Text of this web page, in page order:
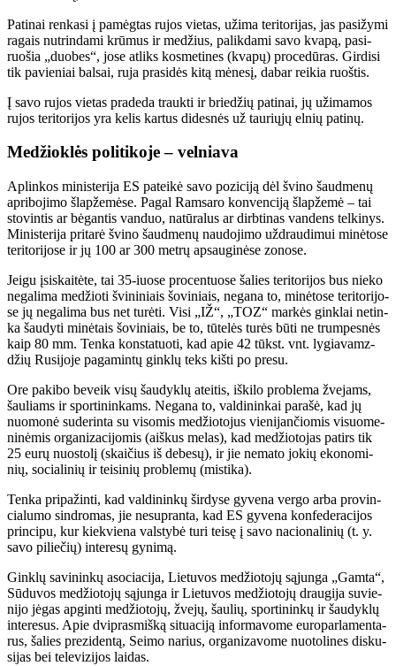
Pa­ti­nai ren­ka­si į pa­mėg­tas ru­jos vie­tas, už­ima te­ri­to­ri­jas, jas pa­si­žy­mi
ra­gais nu­trin­da­mi krū­mus ir me­džius, pa­lik­da­mi sa­vo kva­pą, pa­si­
ruo­šia „duo­bes“, jo­se at­liks kos­me­ti­nes (kva­pų) pro­ce­dū­ras. Gir­di­si
tik pa­vie­niai bal­sai, ru­ja pra­si­dės ki­tą mė­ne­sį, da­bar rei­kia ruoš­tis.
Į sa­vo ru­jos vie­tas pra­de­da trauk­ti ir brie­džių pa­ti­nai, jų už­ima­mos
ru­jos te­ri­to­ri­jos yra ke­lis kar­tus di­des­nės už tau­rių­jų el­nių pa­ti­nų.
Me­džiok­lės po­li­ti­ko­je – vel­nia­va
Ap­lin­kos mi­nis­te­ri­ja ES pa­tei­kė sa­vo po­zi­ci­ją dėl švi­no šaud­me­nų
ap­ri­bo­ji­mo šlap­že­mė­se. Pa­gal Ram­sa­ro kon­ven­ci­ją šlap­že­mė – tai
sto­vin­tis ar bė­gan­tis van­duo, na­tū­ra­lus ar dirb­ti­nas van­dens tel­ki­nys.
Mi­nis­te­ri­ja pri­ta­rė švi­no šaud­me­nų nau­do­ji­mo už­drau­di­mui mi­nė­to­se
te­ri­to­ri­jo­se ir jų 100 ar 300 met­rų ap­sau­gi­nė­se zo­no­se.
Jei­gu įsi­skai­tė­te, tai 35-iuo­se pro­cen­tuo­se ša­lies te­ri­to­ri­jos bus nie­ko
ne­ga­li­ma me­džio­ti švi­ni­niais šo­vi­niais, ne­ga­na to, mi­nė­to­se te­ri­to­ri­jo­
se jų ne­ga­li­ma bus net tu­rė­ti. Vi­si „IŽ“, „TOZ“ mar­kės gin­klai ne­tin­
ka šau­dy­ti mi­nė­tais šo­vi­niais, be to, tū­te­lės tu­rės bū­ti ne trum­pes­nės
kaip 80 mm. Ten­ka kon­sta­tuo­ti, kad apie 42 tūkst. vnt. ly­gia­vamz­
džių Ru­si­jo­je pa­ga­min­tų gin­klų teks kiš­ti po pre­su.
Ore pa­ki­bo be­veik vi­sų šau­dyk­lų at­ei­tis, iš­ki­lo pro­ble­ma žve­jams,
šau­liams ir spor­ti­nin­kams. Ne­ga­na to, val­di­nin­kai pa­ra­šė, kad jų
nuo­mo­nė su­de­rin­ta su vi­so­mis me­džio­to­jus vie­ni­jan­čio­mis vi­suo­me­
ni­nė­mis or­ga­ni­za­ci­jo­mis (aiš­kus me­las), kad me­džio­to­jas pa­tirs tik
25 eu­rų nuos­to­lį (skai­čius iš de­be­sų), ir jie ne­ma­to jo­kių eko­no­mi­
nių, so­cia­li­nių ir tei­si­nių pro­ble­mų (mis­ti­ka).
Ten­ka pri­pa­žin­ti, kad val­di­nin­kų šir­dy­se gy­ve­na ver­go ar­ba pro­vin­
cia­lu­mo sin­dro­mas, jie ne­su­pran­ta, kad ES gy­ve­na kon­fe­de­ra­ci­jos
prin­ci­pu, kur kiek­vie­na vals­ty­bė tu­ri tei­sę į sa­vo na­cio­na­li­nių (t. y.
sa­vo pi­lie­čių) in­te­re­sų gy­ni­mą.
Gin­klų sa­vi­nin­kų aso­cia­ci­ja, Lie­tu­vos me­džio­to­jų są­jun­ga „Gam­ta“,
Sū­du­vos me­džio­to­jų są­jun­ga ir Lie­tu­vos me­džio­to­jų drau­gi­ja su­vie­
ni­jo jė­gas ap­gin­ti me­džio­to­jų, žve­jų, šau­lių, spor­ti­nin­kų ir šau­dyk­lų
in­te­re­sus. Apie dvi­pras­miš­ką si­tu­a­ci­ją in­for­ma­vo­me eu­ro­par­la­men­ta­
rus, ša­lies pre­zi­den­tą, Sei­mo na­rius, or­ga­ni­za­vo­me nuo­to­li­nes dis­ku­
si­jas bei te­le­vi­zi­jos lai­das.